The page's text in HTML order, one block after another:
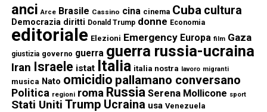
anci Arce Brasile Cassino cina cinema Cuba cultura
Democrazia diritti Donald Trump donne Economia
editoriale Elezioni Emergency Europa film Gaza
giustizia governo guerra guerra russia-ucraina
Iran Israele istat Italia italia nostra lavoro migranti
musica Nato omicidio pallamano conversano
Politica regioni roma Russia Serena Mollicone sport
Stati Uniti Trump Ucraina usa Venezuela